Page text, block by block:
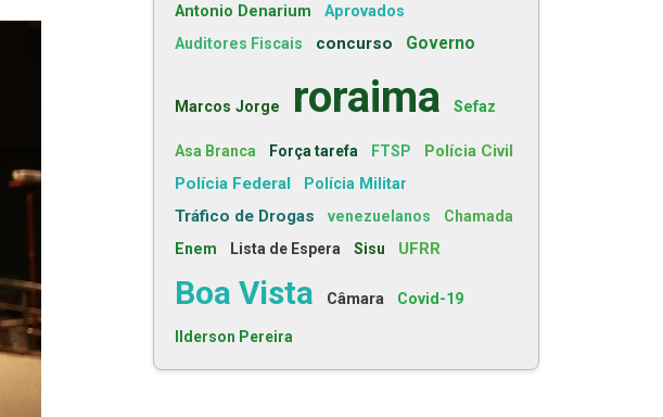
Antonio Denarium Aprovados
Auditores Fiscais concurso Governo
Marcos Jorge roraima Sefaz
Asa Branca Força tarefa FTSP
Polícia Civil
Polícia Federal
Polícia Militar
Tráfico de Drogas venezuelanos
Chamada
Enem
Lista de Espera Sisu UFRR
Boa Vista Câmara Covid-19
Ilderson Pereira